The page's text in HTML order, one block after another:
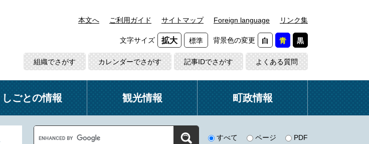
本文へ ご利用ガイド サイトマップ Foreign language リンク集
文字サイズ 拡大 標準 背景色の変更 白 青 黒
組織でさがす カレンダーでさがす 記事IDでさがす よくある質問
しごとの情報 観光情報 町政情報
すべて ページ PDF